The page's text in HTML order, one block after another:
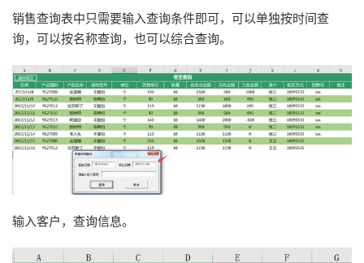
销售查询表中只需要输入查询条件即可，可以单独按时间查
询，可以按名称查询，也可以综合查询。
输入客户，查询信息。